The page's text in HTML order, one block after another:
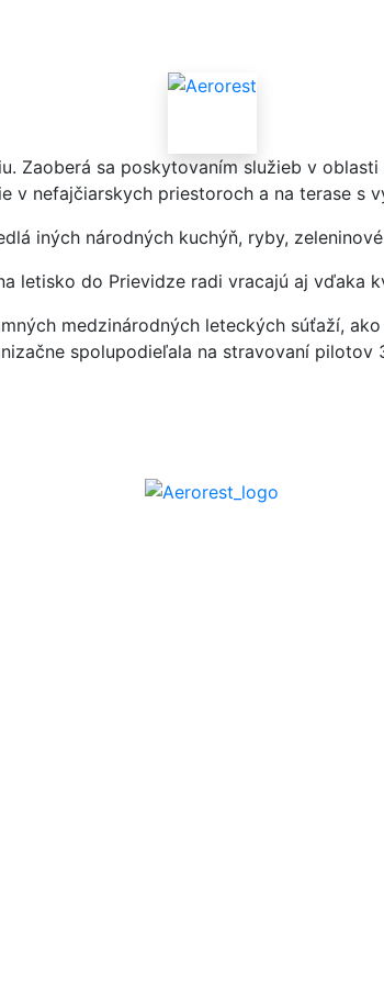
Zaoberá sa poskytovaním služieb v
v nefajčiarskych priestoroch a na terase s
iných národných kuchýň, ryby,
letisko do Prievidze radi vracajú aj vďaka
medzinárodných leteckých súťaží,
spolupodieľala na stravovaní pilotov